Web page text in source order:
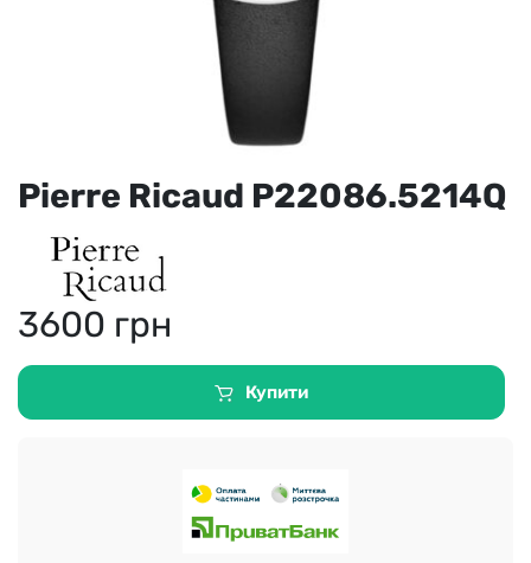
Pierre Ricaud P22086.5214Q
3600 грн
Купити